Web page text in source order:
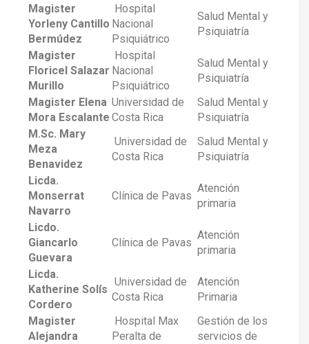
Magister
Yorleny Cantillo
Bermúdez
Hospital
Nacional
Psiquiátrico
Salud Mental y
Psiquiatría
Magister
Floricel Salazar
Murillo
Hospital
Nacional
Psiquiátrico
Salud Mental y
Psiquiatría
Magister Elena
Mora Escalante
Universidad de
Costa Rica
Salud Mental y
Psiquiatría
M.Sc. Mary
Meza
Benavidez
Universidad de
Costa Rica
Salud Mental y
Psiquiatría
Licda.
Monserrat
Navarro
Clínica de Pavas
Atención
primaria
Licdo.
Giancarlo
Guevara
Clínica de Pavas
Atención
primaria
Licda.
Katherine Solís
Cordero
Universidad de
Costa Rica
Atención
Primaria
Magister
Alejandra
Hospital Max
Peralta de
Gestión de los
servicios de